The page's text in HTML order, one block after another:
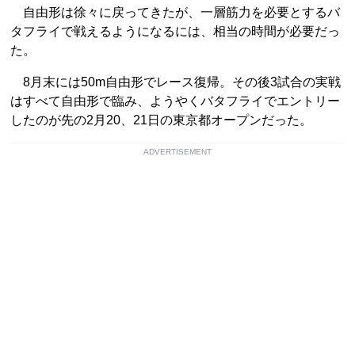
自由形は徐々に戻ってきたが、一層筋力を必要とするバ
タフライで戦えるようになるには、相当の時間が必要だっ
た。
8月末には50m自由形でレース復帰。その後3試合の実戦
はすべて自由形で臨み、ようやくバタフライでエントリー
したのが先の2月20、21日の東京都オープンだった。
ADVERTISEMENT